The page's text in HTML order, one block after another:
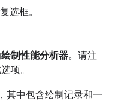
选框。
绘制性能分析器。请注
项。
其中包含绘制记录和一